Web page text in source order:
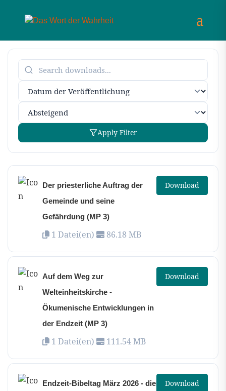
Apply Filter
Der priesterliche Auftrag der
Gemeinde und seine
Gefährdung (MP 3)
1 Datei(en) 86.18 MB
Download
Auf dem Weg zur
Welteinheitskirche -
Ökumenische Entwicklungen in
der Endzeit (MP 3)
1 Datei(en) 111.54 MB
Download
Endzeit-Bibeltag März 2026 - die
Download